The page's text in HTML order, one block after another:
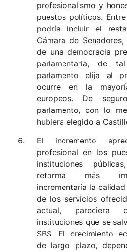
profesionalismo y
puestos políticos.
podría incluir el
Cámara de
de una democracia
parlamentaria, de
parlamento elija al
ocurre en la
europeos. De
parlamento, con lo
hubiera elegido a
El incremento
profesional en los
instituciones
reforma más
incrementaría la
de los servicios
actual, pareciera
instituciones que se
SBS. El crecimiento
de largo plazo,